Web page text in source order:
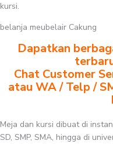
kursi.
belanja meubelair Cakung
Dapatkan
Chat Customer
atau WA / Telp /
Meja dan kursi dibuat di
SD, SMP, SMA, hingga di